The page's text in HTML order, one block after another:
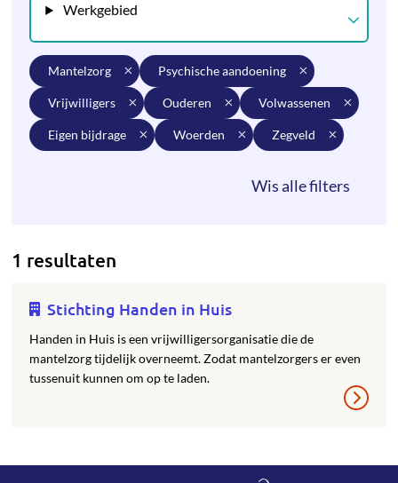
Werkgebied
mantelzorg psychische aandoening
vrijwilligers ouderen volwassenen
eigen bijdrage woerden zegveld
1 resultaten
Stichting Handen in Huis
Handen in Huis is een vrijwilligersorganisatie die de
mantelzorg tijdelijk overneemt. Zodat mantelzorgers er even
tussenuit kunnen om op te laden.